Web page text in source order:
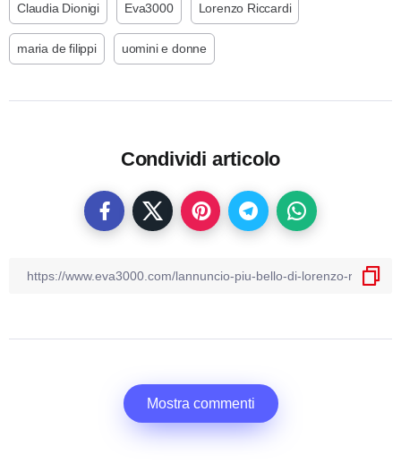
Claudia Dionigi Eva3000 Lorenzo Riccardi
maria de filippi uomini e donne
Condividi articolo
Mostra commenti